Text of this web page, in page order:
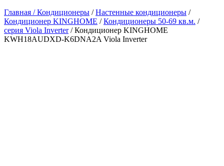
Главная /Кондиционеры /Настенные кондиционеры /
Кондиционер KINGHOME /Кондиционеры 50-69 кв.м. /
серия Viola Inverter/ Кондиционер KINGHOME
KWH18AUDXD-K6DNA2A Viola Inverter